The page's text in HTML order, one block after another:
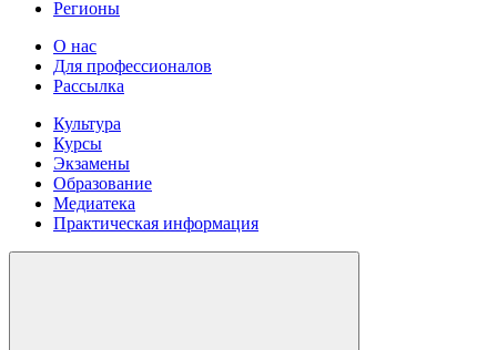
Регионы
О нас
Для профессионалов
Рассылка
Культура
Курсы
Экзамены
Образование
Медиатека
Практическая информация